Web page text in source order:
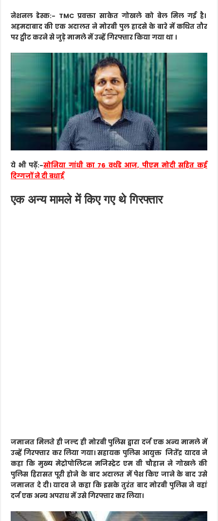
नेशनल डेस्क:- TMC प्रवक्ता साकेत गोखले को बेल मिल गई है।
अहमदाबाद की एक अदालत ने मोरबी पुल हादसे के बारे में कथित तौर
पर ट्वीट करने से जुड़े मामले में उन्हें गिरफ्तार किया गया था ।
ये भी पढ़ें:-सोनिया गांधी का 76 वर्थडे आज, पीएम मोदी सहित कई
दिग्गजों ने दी बधाई
एक अन्य मामले में किए गए थे गिरफ्तार
जमानत मिलते ही जल्द ही मोरबी पुलिस द्वारा दर्ज एक अन्य मामले में
उन्हें गिरफ्तार कर लिया गया। सहायक पुलिस आयुक्त जितेंद्र यादव ने
कहा कि मुख्य मेट्रोपोलिटन मजिस्ट्रेट एम वी चौहान ने गोखले की
पुलिस हिरासत पूरी होने के बाद अदालत में पेश किए जाने के बाद उसे
जमानत दे दी। यादव ने कहा कि इसके तुरंत बाद मोरबी पुलिस ने वहां
दर्ज एक अन्य अपराध में उसे गिरफ्तार कर लिया।